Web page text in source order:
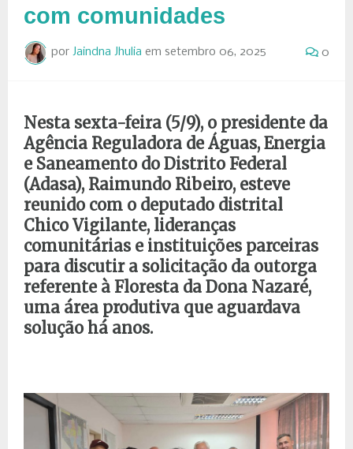
com comunidades
por Jaindna Jhulia em setembro 06, 2025 0
Nesta sexta-feira (5/9), o presidente da
Agência Reguladora de Águas, Energia
e Saneamento do Distrito Federal
(Adasa), Raimundo Ribeiro, esteve
reunido com o deputado distrital
Chico Vigilante, lideranças
comunitárias e instituições parceiras
para discutir a solicitação da outorga
referente à Floresta da Dona Nazaré,
uma área produtiva que aguardava
solução há anos.